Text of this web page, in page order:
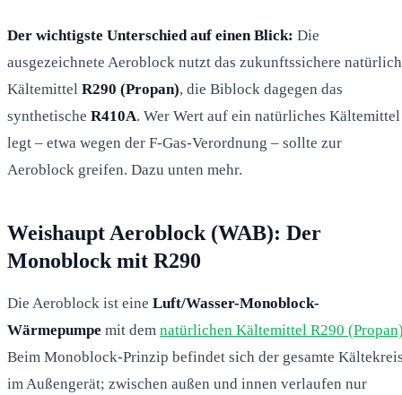
Der wichtigste Unterschied auf einen Blick: Die
ausgezeichnete Aeroblock nutzt das zukunftssichere
Kältemittel R290 (Propan), die Biblock dagegen das
synthetische R410A. Wer Wert auf ein natürliches Kältemittel
legt – etwa wegen der F-Gas-Verordnung – sollte zur
Aeroblock greifen. Dazu unten mehr.
Weishaupt Aeroblock (WAB): Der
Monoblock mit R290
Die Aeroblock ist eine Luft/Wasser-Monoblock-
Wärmepumpe mit dem natürlichen Kältemittel R290
Beim Monoblock-Prinzip befindet sich der gesamte
im Außengerät; zwischen außen und innen verlaufen nur